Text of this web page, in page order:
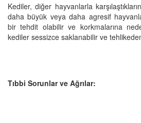
Kediler, diğer hayvanlarla
daha büyük veya daha agresif
bir tehdit olabilir ve korkmalarına
kediler sessizce saklanabilir ve
Tıbbi Sorunlar ve Ağrılar: